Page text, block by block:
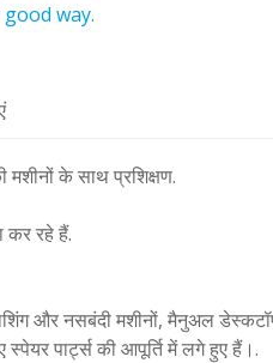
way.
के साथ प्रशिक्षण.
कर रहे हैं.
और नसबंदी मशीनों, मैनुअल
पार्ट्स की आपूर्ति में लगे हुए हैं।.